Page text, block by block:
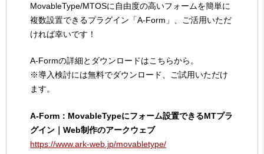
MovableType/MTOSに自由度の高いフォームを簡単に
複数設置できるプラグイン「A-Form」、ご活用いただ
ければ幸いです！
A-Formの詳細とダウンロードはこちらから。
※導入検討には無料でダウンロード、ご試用いただけ
ます。
A-Form：MovableTypeにフォーム設置できるMTプラ
グイン｜Web制作のアークウェブ
https://www.ark-web.jp/movabletype/